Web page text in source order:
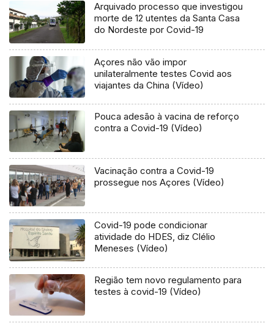
Arquivado processo que investigou
morte de 12 utentes da Santa Casa
do Nordeste por Covid-19
Açores não vão impor
unilateralmente testes Covid aos
viajantes da China (Vídeo)
Pouca adesão à vacina de reforço
contra a Covid-19 (Vídeo)
Vacinação contra a Covid-19
prossegue nos Açores (Vídeo)
Covid-19 pode condicionar
atividade do HDES, diz Clélio
Meneses (Vídeo)
Região tem novo regulamento para
testes à covid-19 (Vídeo)